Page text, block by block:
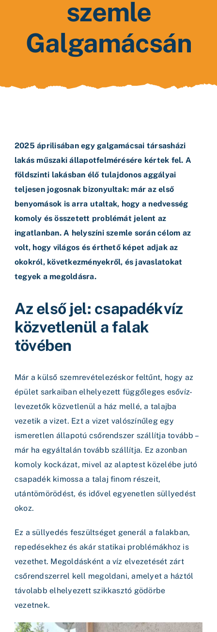
szemle
Galgamácsán
2025 áprilisában egy galgamácsai társasházi
lakás műszaki állapotfelmérésére kértek fel. A
földszinti lakásban élő tulajdonos aggályai
teljesen jogosnak bizonyultak: már az első
benyomások is arra utaltak, hogy a nedvesség
komoly és összetett problémát jelent az
ingatlanban. A helyszíni szemle során célom az
volt, hogy világos és érthető képet adjak az
okokról, következményekről, és javaslatokat
tegyek a megoldásra.
Az első jel: csapadékvíz
közvetlenül a falak
tövében
Már a külső szemrevételezéskor feltűnt, hogy az
épület sarkaiban elhelyezett függőleges esővíz-
levezetők közvetlenül a ház mellé, a talajba
vezetik a vizet. Ezt a vizet valószínűleg egy
ismeretlen állapotú csőrendszer szállítja tovább –
már ha egyáltalán tovább szállítja. Ez azonban
komoly kockázat, mivel az alaptest közelébe jutó
csapadék kimossa a talaj finom részeit,
utántömörödést, és idővel egyenetlen süllyedést
okoz.
Ez a süllyedés feszültséget generál a falakban,
repedésekhez és akár statikai problémákhoz is
vezethet. Megoldásként a víz elvezetését zárt
csőrendszerrel kell megoldani, amelyet a háztól
távolabb elhelyezett szikkasztó gödörbe
vezetnek.